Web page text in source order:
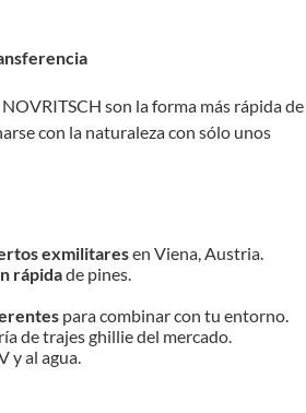
son la forma más rápida de
con la naturaleza con sólo unos
exmilitaresen Viena, Austria.
rápidade pines.
para combinar con tu entorno.
de trajes ghillie del mercado.
y al agua.